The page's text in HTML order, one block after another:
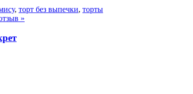
, торт без выпечки, торты
»